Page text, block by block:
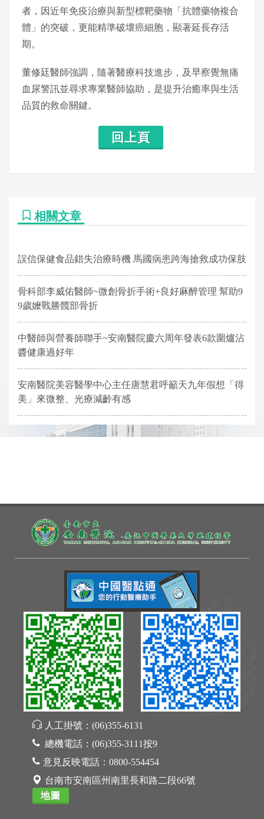
者，因近年免疫治療與新型標靶藥物「抗體藥物複合
體」的突破，更能精準破壞癌細胞，顯著延長存活
期。
董修廷醫師強調，隨著醫療科技進步，及早察覺無痛
血尿警訊並尋求專業醫師協助，是提升治癒率與生活
品質的救命關鍵。
回上頁
相關文章
誤信保健食品錯失治療時機 馬國病患跨海搶救成功保肢
骨科部李威佑醫師~微創骨折手術+良好麻醉管理 幫助9
9歲嬤戰勝髖部骨折
中醫師與營養師聯手~安南醫院慶六周年發表6款圍爐沾
醬健康過好年
安南醫院美容醫學中心主任唐慧君呼籲天九年假想「得
美」來微整、光療減齡有感
人工掛號： (06)355-6131
總機電話： (06)355-3111按9
意見反映電話： 0800-554454
台南市安南區州南里長和路二段66號
地圖